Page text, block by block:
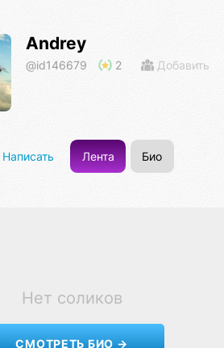
Andrey
@id146679 2 Добавить
Написать Лента Био
Нет соликов
СМОТРЕТЬ БИО →